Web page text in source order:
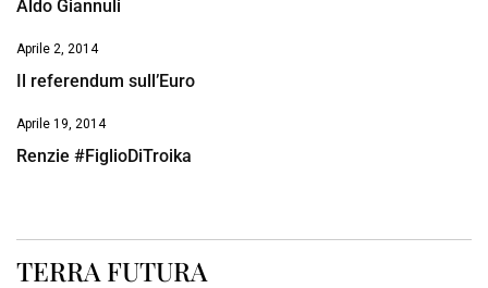
Aldo Giannuli
Aprile 2, 2014
Il referendum sull’Euro
Aprile 19, 2014
Renzie #FiglioDiTroika
TERRA FUTURA